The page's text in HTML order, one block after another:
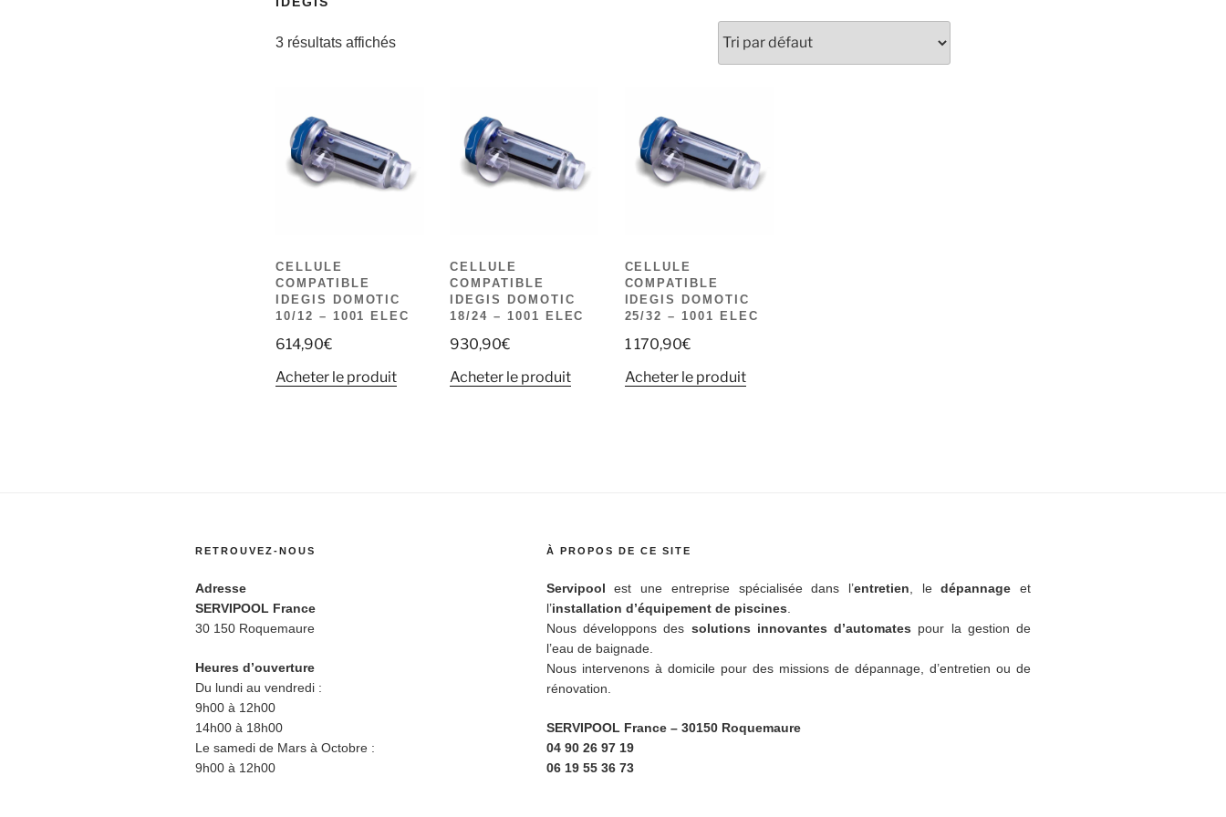
3 résultats affichés
CELLULE
COMPATIBLE
IDEGIS DOMOTIC
10/12 – 1001 ELEC
614,90€
Acheter le produit
CELLULE
COMPATIBLE
IDEGIS DOMOTIC
18/24 – 1001 ELEC
930,90€
Acheter le produit
CELLULE
COMPATIBLE
IDEGIS DOMOTIC
25/32 – 1001 ELEC
1 170,90€
Acheter le produit
RETROUVEZ-NOUS
Adresse
SERVIPOOL France
30 150 Roquemaure
Heures d’ouverture
Du lundi au vendredi :
9h00 à 12h00
14h00 à 18h00
Le samedi de Mars à Octobre :
9h00 à 12h00
À PROPOS DE CE SITE
Servipool est une entreprise spécialisée dans l’entretien , ledépannage et
l’installation d’équipement de piscines
Nous développons des solutions innovantes d’automates pour la gestion de
l’eau de baignade.
Nous intervenons à domicile pour des missions de dépannage, d’entretien ou de
rénovation.
SERVIPOOL France – 30150 Roquemaure
04 90 26 97 19
06 19 55 36 73